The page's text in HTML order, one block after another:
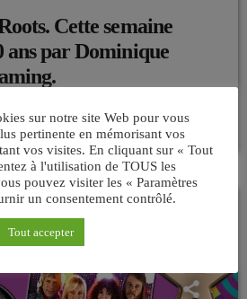
Cette semaine
ans par Dominique
sur notre site Web pour vous
pertinente en mémorisant vos
vos visites. En cliquant sur « Tout
à l'utilisation de TOUS les
pouvez visiter les « Paramètres
un consentement contrôlé.
Tout accepter